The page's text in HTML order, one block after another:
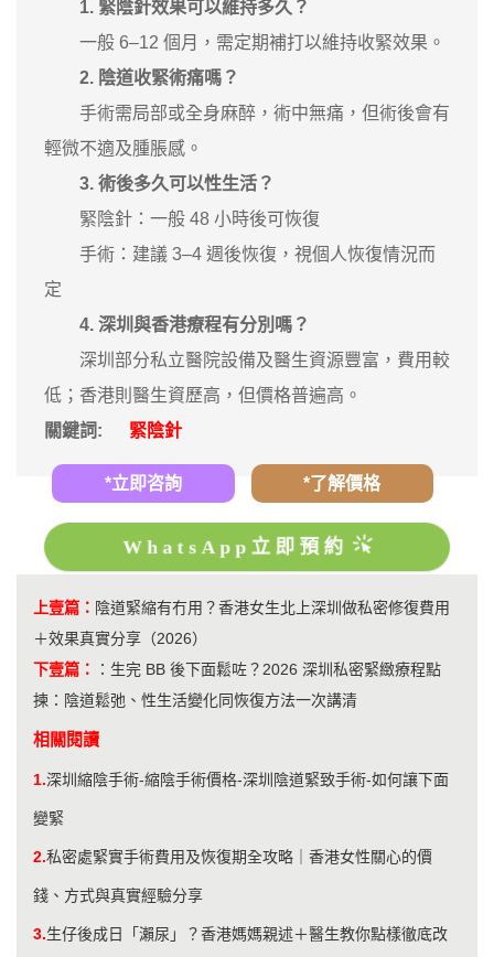
1. 緊陰針效果可以維持多久？
一般 6–12 個月，需定期補打以維持收緊效果。
2. 陰道收緊術痛嗎？
手術需局部或全身麻醉，術中無痛，但術後會有
輕微不適及腫脹感。
3. 術後多久可以性生活？
緊陰針：一般 48 小時後可恢復
手術：建議 3–4 週後恢復，視個人恢復情況而
定
4. 深圳與香港療程有分別嗎？
深圳部分私立醫院設備及醫生資源豐富，費用較
低；香港則醫生資歷高，但價格普遍高。
關鍵詞:
緊陰針
*立即咨詢 *了解價格
WhatsApp立即預約
上壹篇： 陰道緊縮有冇用？香港女生北上深圳做私密修復費用
＋效果真實分享（2026）
下壹篇：
： 生完 BB 後下面鬆咗？2026 深圳私密緊緻療程點
揀：陰道鬆弛、性生活變化同恢復方法一次講清
相關閱讀
1.深圳縮陰手術-縮陰手術價格-深圳陰道緊致手術-如何讓下面
變緊
2.私密處緊實手術費用及恢復期全攻略｜香港女性關心的價
錢、方式與真實經驗分享
3.生仔後成日「瀨尿」？香港媽媽親述＋醫生教你點樣徹底改